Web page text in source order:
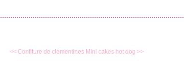
<< Confiture de clémentines Mini cakes hot dog >>